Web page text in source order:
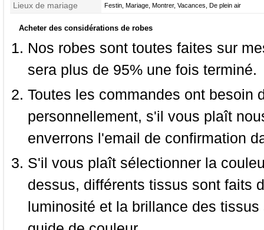
Lieux de mariage Festin, Mariage, Montrer, Vacances, De plein air
Acheter des considérations de robes
Nos robes sont toutes faites sur
sera plus de 95% une fois terminé.
Toutes les commandes ont besoin
personnellement, s'il vous plaît
enverrons l'email de confirmation
S'il vous plaît sélectionner la
dessus, différents tissus sont faits
luminosité et la brillance des